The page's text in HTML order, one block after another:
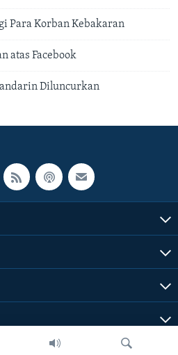
Para Korban Kebakaran
atas Facebook
Diluncurkan